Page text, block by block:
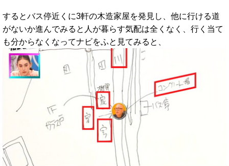
するとバス停近くに3軒の木造家屋を発見し、他に行ける道
がないか進んでみると人が暮らす気配は全くなく、行く当て
も分からなくなってナビをふと見てみると、